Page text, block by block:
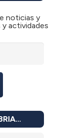
noticias y
actividades